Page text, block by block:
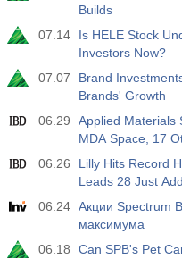
Builds
07.14
Is HELE Stock
Investors Now?
07.07
Brand
Brands' Growth
06.29
Applied Materials
MDA Space, 17
06.26
Lilly Hits Record
Leads 28 Just
06.24 Акции Spectrum
максимума
06.18
Can SPB's Pet